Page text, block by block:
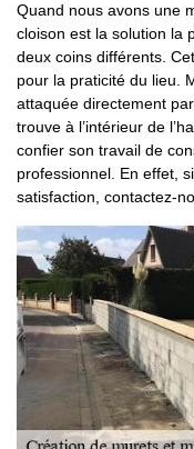
Quand nous avons une
cloison est la solution la
deux coins différents.
pour la praticité du lieu.
attaquée directement
trouve à l’intérieur de
confier son travail de
professionnel. En effet,
satisfaction, contactez-